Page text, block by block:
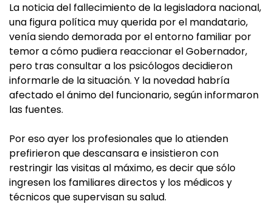
La noticia del fallecimiento de la legisladora nacional,
una figura política muy querida por el mandatario,
venía siendo demorada por el entorno familiar por
temor a cómo pudiera reaccionar el Gobernador,
pero tras consultar a los psicólogos decidieron
informarle de la situación. Y la novedad habría
afectado el ánimo del funcionario, según informaron
las fuentes.
Por eso ayer los profesionales que lo atienden
prefirieron que descansara e insistieron con
restringir las visitas al máximo, es decir que sólo
ingresen los familiares directos y los médicos y
técnicos que supervisan su salud.